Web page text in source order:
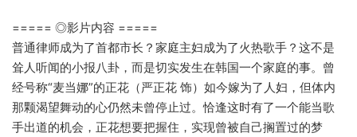
===== ◎影片内容 =====
普通律师成为了首都市长？家庭主妇成为了火热歌手？这不是
耸人听闻的小报八卦，而是切实发生在韩国一个家庭的事。曾
经号称“麦当娜”的正花（严正花 饰）如今嫁为了人妇，但体内
那颗渴望舞动的心仍然未曾停止过。恰逢这时有了一个能当歌
手出道的机会，正花想要把握住，实现曾被自己搁置过的梦